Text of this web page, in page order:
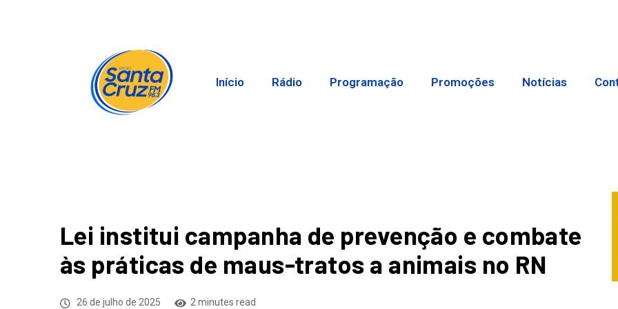
Início Rádio Programação Promoções Notícias
Lei institui campanha de prevenção e combate
às práticas de maus-tratos a animais no RN
26 de julho de 2025 2 minutes read